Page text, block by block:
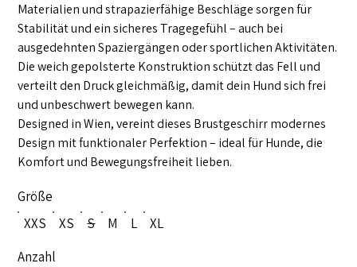
Materialien und strapazierfähige Beschläge sorgen für
Stabilität und ein sicheres Tragegefühl – auch bei
ausgedehnten Spaziergängen oder sportlichen Aktivitäten.
Die weich gepolsterte Konstruktion schützt das Fell und
verteilt den Druck gleichmäßig, damit dein Hund sich frei
und unbeschwert bewegen kann.
Designed in Wien, vereint dieses Brustgeschirr modernes
Design mit funktionaler Perfektion – ideal für Hunde, die
Komfort und Bewegungsfreiheit lieben.
XXS XS S M L XL
Größe
Anzahl